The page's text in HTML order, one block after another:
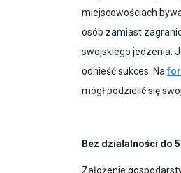
miejscowościach
osób zamiast
swojskiego jedzenia.
odnieść sukces. Na
mógł podzielić się
Bez działalności do
Założenie